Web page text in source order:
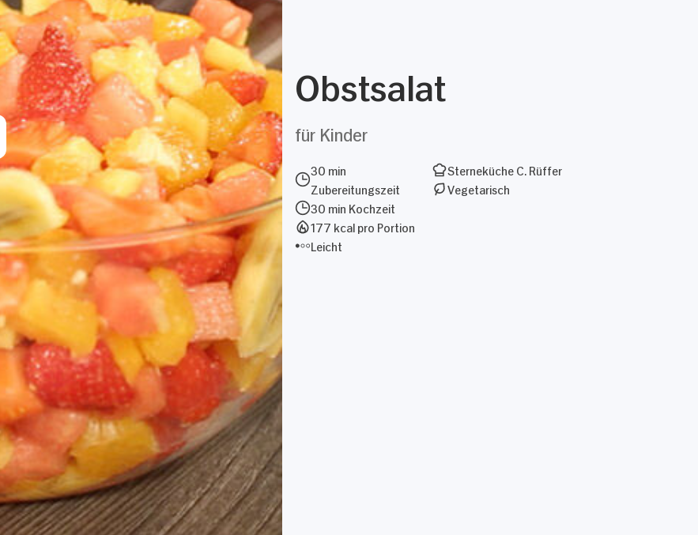
Obstsalat
für Kinder
30 min
Zubereitungszeit
30 min Kochzeit
177 kcal pro Portion
Leicht
Sterneküche C. Rüffer
Vegetarisch